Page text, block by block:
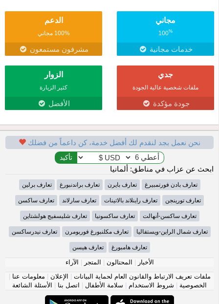
مجاني
100%
خدمات مجانية
الدعم
100% مجاني
مشرفون مستمعون
جدي
ملفات شخصية عالية الجودة
جودة مؤكدة
الزوار
كثير الزيارة
الأفضل
نحن نعمل بجد لنقدم لك أفضل خدمة، كن داعماً من فضلك
ابحث عن عزاب في مناطق: ألمانيا
تعارف بادن فورتمبيرغ تعارف بايرن تعارف براندنبورغ تعارف برلين
تعارف تورينجن تعارف راينلاند بالاتينات تعارف سارلاند تعارف ساكسن
تعارف ساكسن-أنهالت تعارف ساكسونيا تعارف شليسفيج هولشتاين
تعارف شمال الراين-ويستفاليا تعارف مكلنبورغ فوربومرن تعارف نيدرساكسن
تعارف هامبورغ تعارف هيسن
الأخبار | المحتالون | المتجر | الآراء
ملفات تعريف الارتباط والقانون العام لحماية البيانات | الإعلان | معلومات عنا |
الخصوصية | شروط الاستخدام | سلامة الأطفال | اتصل بنا | الأسئلة الشائعة